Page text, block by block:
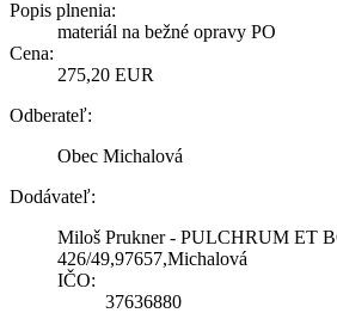
Popis plnenia:
materiál na bežné opravy PO
Cena:
275,20 EUR
Odberateľ:
Obec Michalová
Dodávateľ:
Miloš Prukner - PULCHRUM ET
426/49,97657,Michalová
IČO:
37636880